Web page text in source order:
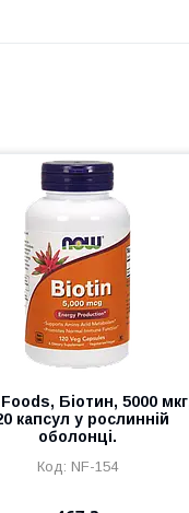
Біотин, 5000
капсул у рослинній
оболонці.
NF-154